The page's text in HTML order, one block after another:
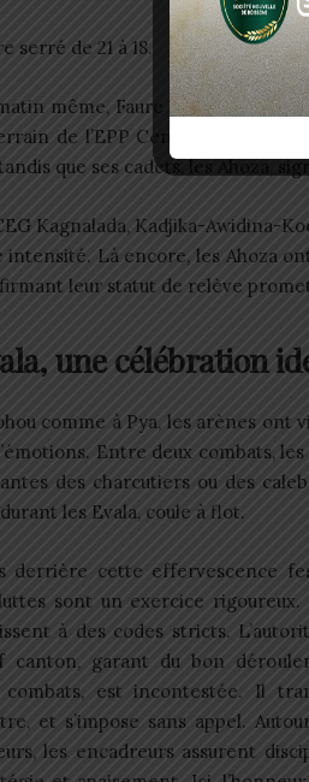
serré de 21 à 18.
même, Faure Gnassingbé
de l’EPP Centrale, la
tandis que ses cadets, les Ahoza,
Kagnalada, Kadjika-Awidina-
intensité. Là encore, les Ahoza
leur statut de relève
une célébration
comme à Pya, les arènes ont
Entre deux combats,
des charcutiers ou des
les Evala, coule à flot.
derrière cette effervescence
sont un exercice rigoureux.
à des codes stricts.
canton, garant du bon
combats, est incontestée. Il
et s’impose sans appel.
les encadreurs assurent